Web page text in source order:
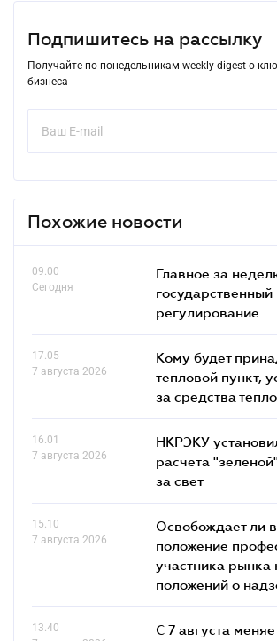
Подпишитесь на рассылку
Получайте по понедельникам weekly-digest о
бизнеса
Похожие новости
09.00
Сегодня
Главное за
регулирование
17.05
7 августа 2026
Кому будет
тепловой пункт,
за средства
16.01
7 августа 2026
НКРЭКУ
расчета
за свет
15.10
7 августа 2026
Освобождает ли
положение
участника рынка
положений о
13.40
С 7 августа